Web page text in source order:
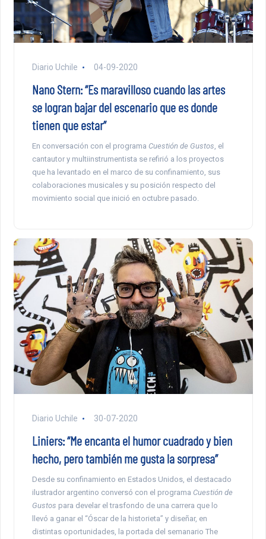
Diario Uchile 04-09-2020
Nano Stern: “Es maravilloso cuando las artes
se logran bajar del escenario que es donde
tienen que estar”
En conversación con el programa Cuestión de Gustos, el
cantautor y multiinstrumentista se refirió a los proyectos
que ha levantado en el marco de su confinamiento, sus
colaboraciones musicales y su posición respecto del
movimiento social que inició en octubre pasado.
Diario Uchile 30-07-2020
Liniers: “Me encanta el humor cuadrado y bien
hecho, pero también me gusta la sorpresa”
Desde su confinamiento en Estados Unidos, el destacado
ilustrador argentino conversó con el programa Cuestión de
Gustos para develar el trasfondo de una carrera que lo
llevó a ganar el “Óscar de la historieta” y diseñar, en
distintas oportunidades, la portada del semanario The